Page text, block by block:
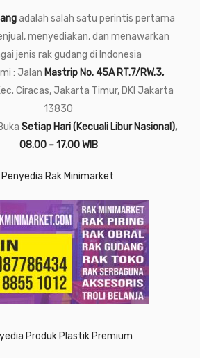
adalah salah satu perintis pertama
menyediakan, dan menawarkan
jenis rak gudang di Indonesia
: Jalan Mastrip No. 45A RT.7/RW.3,
Ciracas, Jakarta Timur, DKI Jakarta
13830
Setiap Hari (Kecuali Libur Nasional),
08.00 – 17.00 WIB
Rak Minimarket
Produk Plastik Premium